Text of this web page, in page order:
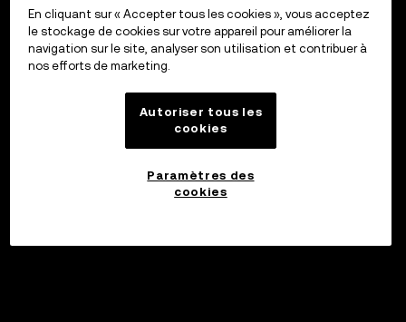
En cliquant sur « Accepter tous les cookies », vous acceptez
le stockage de cookies sur votre appareil pour améliorer la
navigation sur le site, analyser son utilisation et contribuer à
nos efforts de marketing.
Autoriser tous les
cookies
Paramètres des
cookies